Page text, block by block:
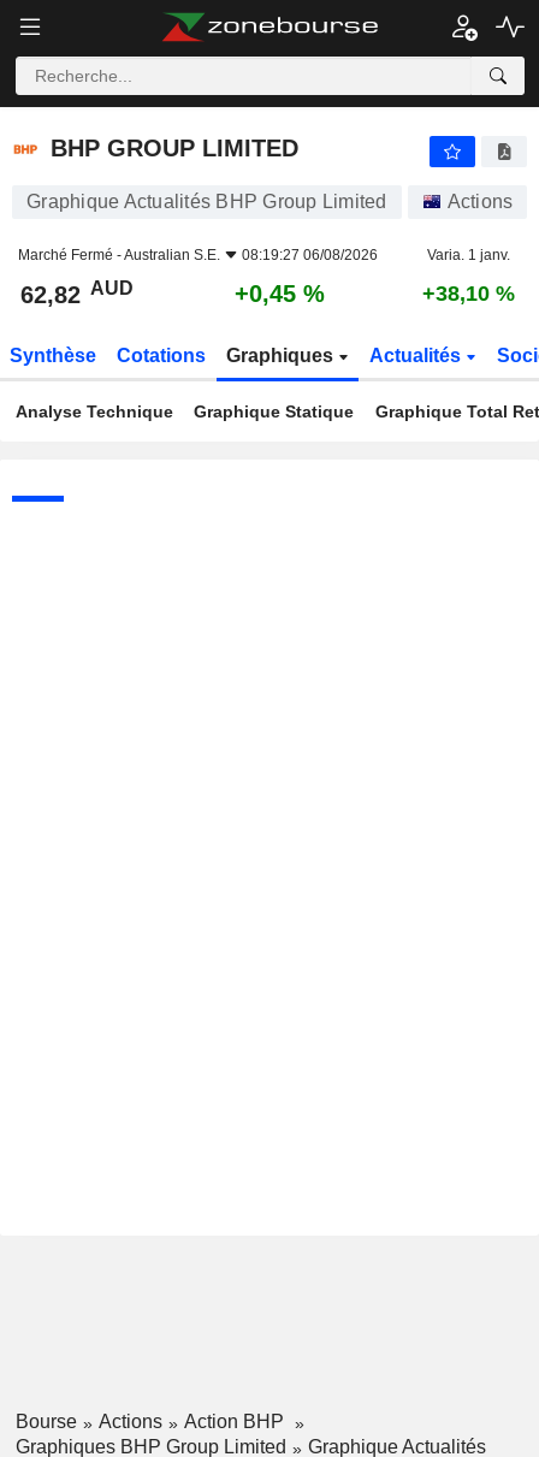
BHP GROUP LIMITED
BHP GROUP LIMITED
Graphique Actualités BHP Group Limited Actions
Marché Fermé -Australian S.E. 08:19:27 06/08/2026 Varia. 1 janv.
62,82 AUD +0,45 % +38,10 %
Synthèse Cotations Graphiques Actualités
Analyse Technique Graphique Statique Graphique Total
Bourse Actions
Action BHP
Graphiques BHP Group Limited
Graphique Actualités